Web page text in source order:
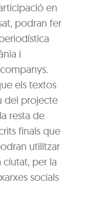
en
podran fer
i
els textos
del projecte
resta de
finals que
utilitzar
ciutat, per la
socials